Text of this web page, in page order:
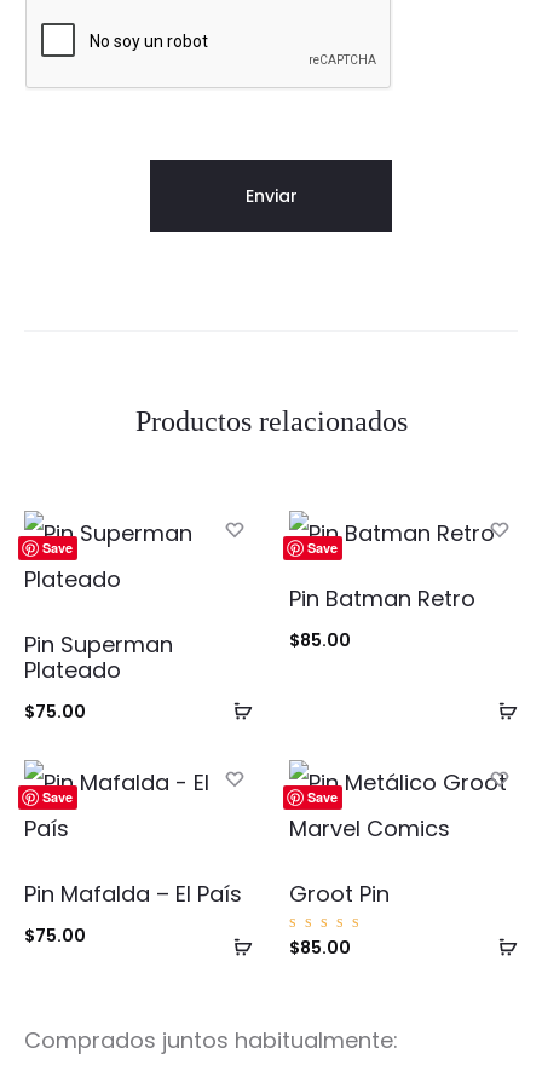
Productos relacionados
Save
Añadir
carrito
Pin Superman
Plateado
$75.00
Save
Pin Batman Retro
$85.00
Save
Añadir
Pin Mafalda – El País
$75.00
Save
Groot Pin
Valorad
o con
$85.00
Comprados juntos habitualmente: